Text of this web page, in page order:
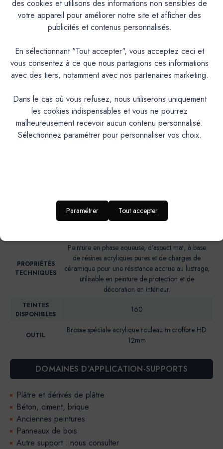
Documentation Technique
Couleurs & Échantillons
La Céramat est une peinture en phase aqueuse, d’aspect
céramique pour une résistance accrue au lustrage, utilisable
en peinture de protection et de décoration en intérieur.
PRODUIT
Aspect mat profond
PROPRIÉTÉS
TECHNIQUES
Peinture en phase aqueuse, d’aspect mat, à base
de résines acryliques pures et de charges de
céramique pour une résistance accrue au lustrage,
utilisable en peinture de protection et de
décoration en intérieur.
TEINTES
DISPONIBLES
160
OUTIL
Brosse spéciale acrylique rouleau microfibre HD
12mm
DOMAINES D’APPLICATION-SUPPORTS
Plâtre et dérivés de plâtre
Béton, ciment, brique
Anciennes peintures
Panneaux de bois
Autre support : nous consulter
des cookies et utilisons des informations non sensibles de
votre appareil pour améliorer notre site et afficher des
publicités et contenus personnalisés.
En sélectionnant "Tout accepter", vous acceptez ceci et
vous consentez à ce que nous partagions ces informations
avec des tiers, notamment avec nos partenaires marketing.
Dans le cas où vous refusez, nous utiliserons uniquement
les cookies indispensables et vous ne pourrez
malheureusement recevoir aucun contenu personnalisé.
Sélectionnez paramétrer pour personnaliser vos choix.
Paramétrer Tout accepter